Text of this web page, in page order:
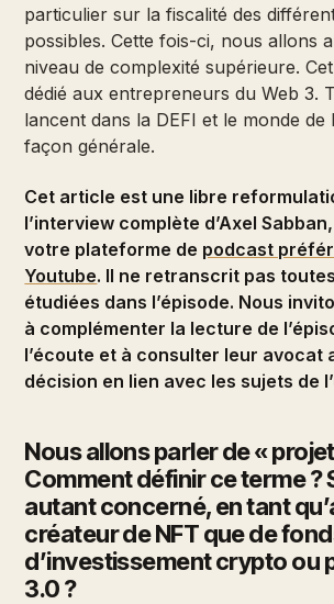
particulier sur la fiscalité des
possibles. Cette fois-ci, nous allons
niveau de complexité supérieure.
dédié aux entrepreneurs du Web 3.
lancent dans la DEFI et le monde de
façon générale.
Cet article est une libre
l’interview complète d’Axel
votre plateforme de podcast
Youtube. Il ne retranscrit pas
étudiées dans l’épisode. Nous
à complémenter la lecture de
l’écoute et à consulter leur avocat
décision en lien avec les sujets de
Nous allons parler de «
Comment définir ce terme ?
autant concerné, en tant
créateur de NFT que de
d’investissement crypto ou
3.0 ?